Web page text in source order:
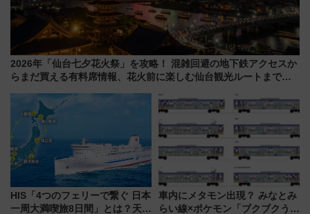
2026年「仙台七夕花火祭」を攻略！ 混雑回避の地下鉄アクセスか
らまだ買える有料席情報、花火前に楽しむ仙台観光ルートまで解
HIS「4つのフェリーで繋ぐ 日本
一周大満喫旅8日間」とは？天橋
車内にメタモン出現？ みなとみ
らい線×ポケモン「ブクブクうみ